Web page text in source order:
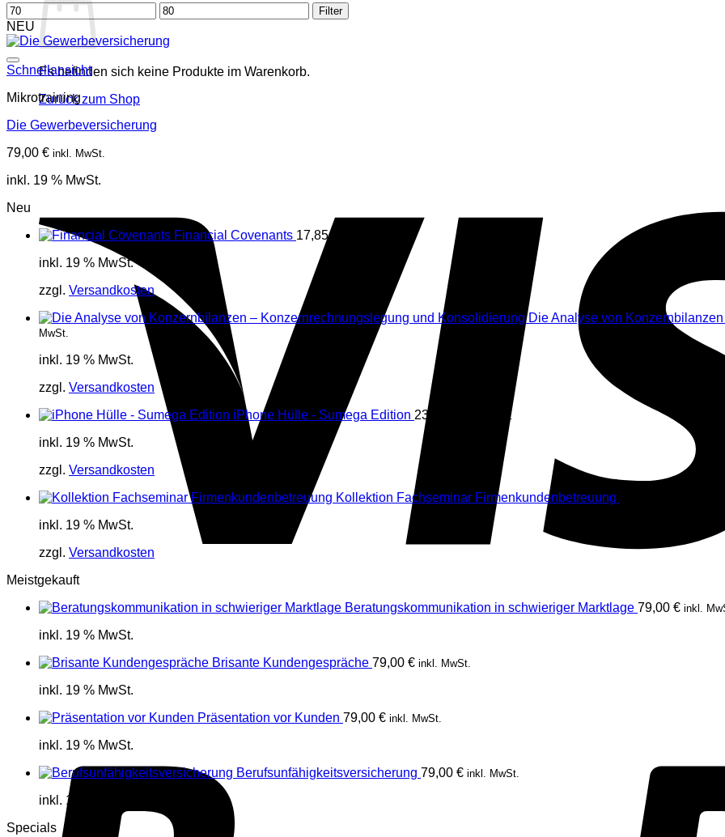
Es befinden sich keine Produkte im Warenkorb.
Zurück zum Shop
Min.
Preis
Max.
Preis
Filter
NEU
Schnellansicht
Mikrotraining
Die Gewerbeversicherung
79,00 € inkl. MwSt.
inkl. 19 % MwSt.
Neu
Financial Covenants 17,85
inkl. 19 % MwSt.
zzgl. Versandkosten
Die Analyse von
MwSt.
inkl. 19 % MwSt.
zzgl. Versandkosten
iPhone Hülle - Sumega Edition 23,00 inkl. MwSt.
inkl. 19 % MwSt.
zzgl. Versandkosten
Kollektion Fachseminar Firmenkundenbetreuung
178,50 €
inkl. 19 % MwSt.
zzgl. Versandkosten
Meistgekauft
Beratungskommunikation in schwieriger Marktlage 79,00 € inkl.
inkl. 19 % MwSt.
Brisante Kundengespräche 79,00 € inkl. MwSt.
inkl. 19 % MwSt.
Präsentation vor Kunden 79,00 € inkl. MwSt.
inkl. 19 % MwSt.
Berufsunfähigkeitsversicherung 79,00 € inkl. MwSt.
inkl. 19 % MwSt.
Specials